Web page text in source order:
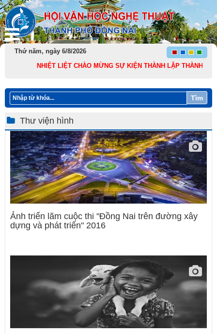
Thứ năm, ngày 6/8/2026
NHIỆT LIỆT CHÀO MỪNG SỰ KIỆN THÀNH LẬP THÀNH
Tìm
Thư viện hình
Ảnh triển lãm cuộc thi "Đồng Nai trên đường xây
dựng và phát triển" 2016